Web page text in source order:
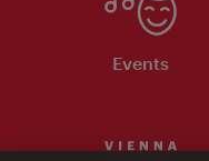
Events